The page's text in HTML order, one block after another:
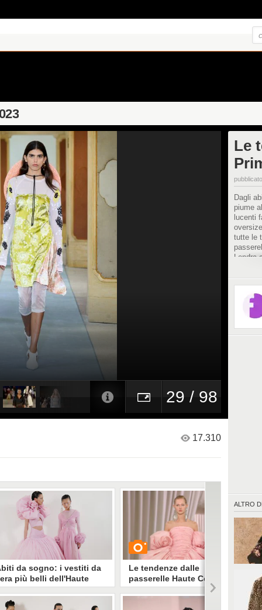
29 / 98
Le
Dagli
piume
lucenti
tutte le
Londra
ALTRO DI
17.310
da sogno: i vestiti da
più belli dell'Haute
Primavera/Estate
Le tendenze dalle
passerelle Haute Couture
Primavera/Estate 2023